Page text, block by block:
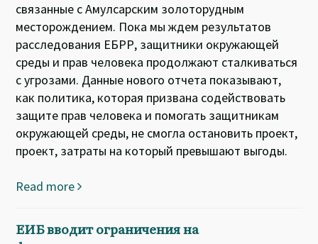
связанные с Амулсарским золоторудным
месторождением. Пока мы ждем результатов
расследования ЕБРР, защитники окружающей
среды и прав человека продолжают сталкиваться
с угрозами. Данные нового отчета показывают,
как политика, которая призвана содействовать
защите прав человека и помогать защитникам
окружающей среды, не смогла остановить проект,
проект, затраты на который превышают выгоды.
Read more
ЕИБ вводит ограничения на